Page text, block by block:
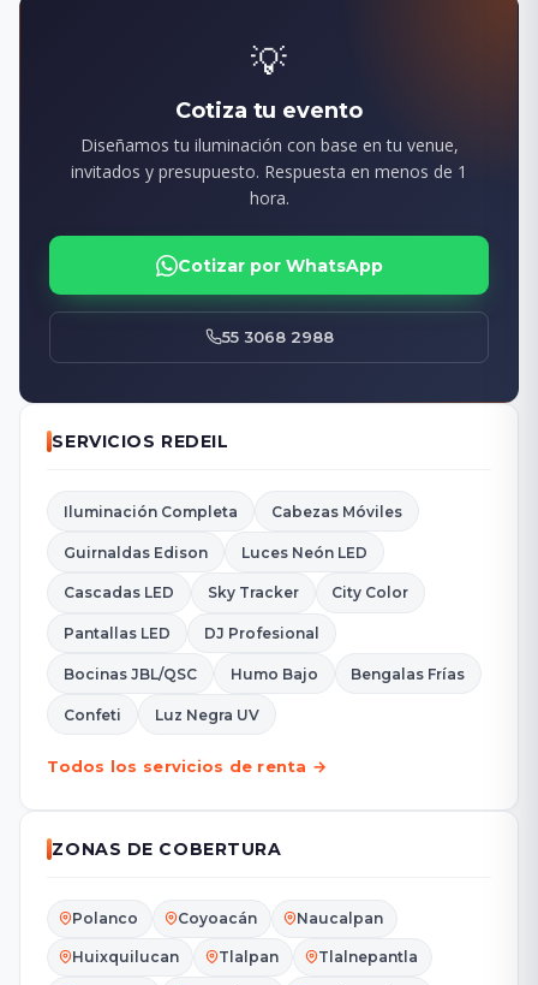
💡
Cotiza tu evento
Diseñamos tu iluminación con base en tu venue,
invitados y presupuesto. Respuesta en menos de 1
hora.
Cotizar por WhatsApp
55 3068 2988
SERVICIOS REDEIL
Iluminación Completa Cabezas Móviles
Guirnaldas Edison Luces Neón LED
Cascadas LED Sky Tracker City Color
Pantallas LED DJ Profesional
Bocinas JBL/QSC Humo Bajo Bengalas Frías
Confeti Luz Negra UV
Todos los servicios de renta →
ZONAS DE COBERTURA
Polanco Coyoacán Naucalpan
Huixquilucan Tlalpan Tlalnepantla